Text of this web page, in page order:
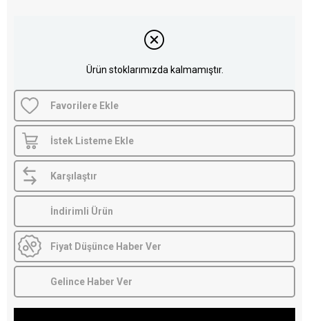
Ürün stoklarımızda kalmamıştır.
Favorilere Ekle
İstek Listeme Ekle
Karşılaştır
İndirimli Ürün
Fiyat Düşünce Haber Ver
Gelince Haber Ver